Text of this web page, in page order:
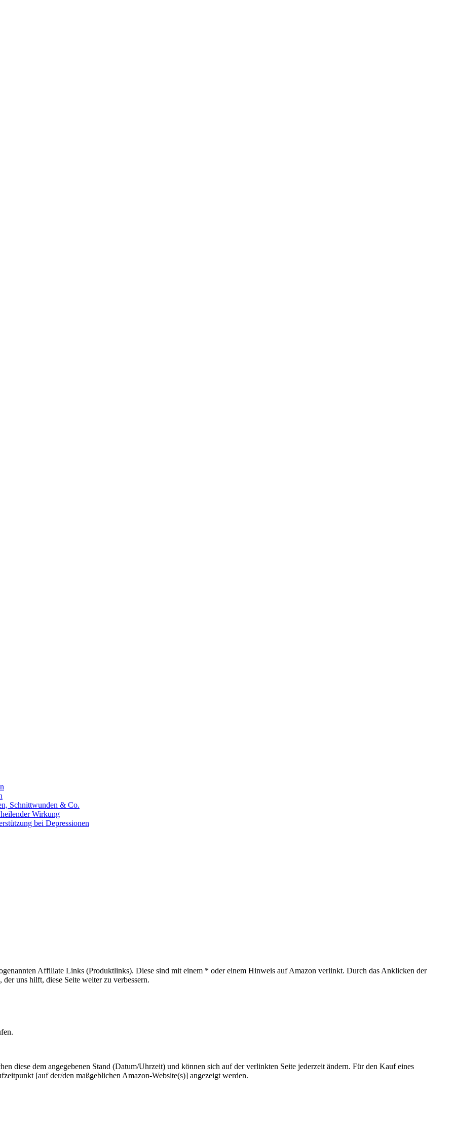
Schnittwunden & Co.
Wirkung
bei Depressionen
Affiliate Links (Produktlinks). Diese sind mit einem * oder einem Hinweis auf Amazon verlinkt. Durch das Anklicken der
uns hilft, diese Seite weiter zu verbessern.
diese dem angegebenen Stand (Datum/Uhrzeit) und können sich auf der verlinkten Seite jederzeit ändern. Für den Kauf eines
[auf der/den maßgeblichen Amazon-Website(s)] angezeigt werden.